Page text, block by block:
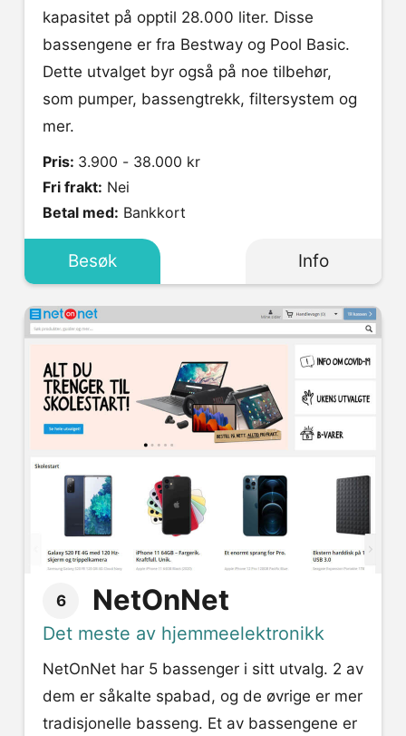
kapasitet på opptil 28.000 liter. Disse
bassengene er fra Bestway og Pool Basic.
Dette utvalget byr også på noe tilbehør,
som pumper, bassengtrekk, filtersystem og
mer.
Pris: 3.900 - 38.000 kr
Fri frakt: Nei
Betal med: Bankkort
Besøk Info
6 NetOnNet
Det meste av hjemmeelektronikk
NetOnNet har 5 bassenger i sitt utvalg. 2 av
dem er såkalte spabad, og de øvrige er mer
tradisjonelle basseng. Et av bassengene er